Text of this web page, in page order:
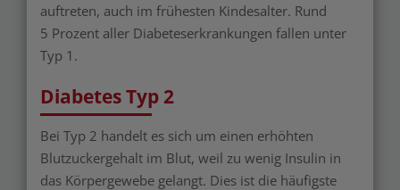
auftreten, auch im frühesten Kindesalter. Rund
5 Prozent aller Diabeteserkrankungen fallen unter
Typ 1.
Diabetes Typ 2
Bei Typ 2 handelt es sich um einen erhöhten
Blutzuckergehalt im Blut, weil zu wenig Insulin in
das Körpergewebe gelangt. Dies ist die häufigste